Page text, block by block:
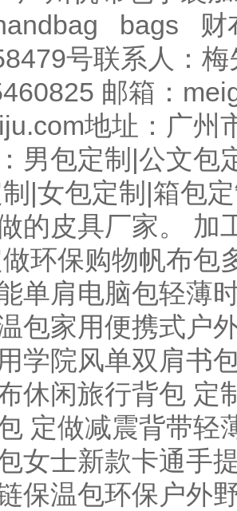
bags
财
号联系人：
邮箱：
地址：广州
男包定制|公文包
|女包定制|箱包
的皮具厂家。 加
环保购物帆布包
单肩电脑包轻薄
包家用便携式户
学院风单双肩书
休闲旅行背包 定
定做减震背带轻
女士新款卡通手
保温包环保户外